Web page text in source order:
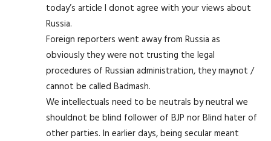
today’s article I donot agree with your views about
Russia.
Foreign reporters went away from Russia as
obviously they were not trusting the legal
procedures of Russian administration, they maynot /
cannot be called Badmash.
We intellectuals need to be neutrals by neutral we
shouldnot be blind follower of BJP nor Blind hater of
other parties. In earlier days, being secular meant